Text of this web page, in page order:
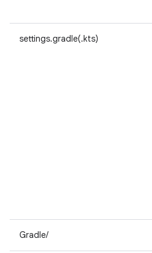
settings.gradle(.kts)
Gradle/